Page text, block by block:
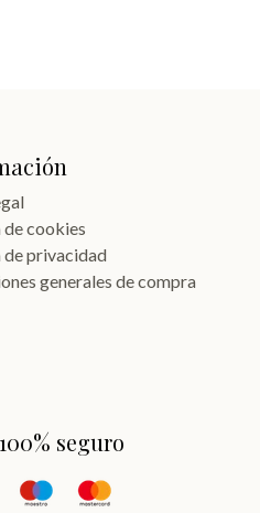
cookies
privacidad
generales de compra
seguro